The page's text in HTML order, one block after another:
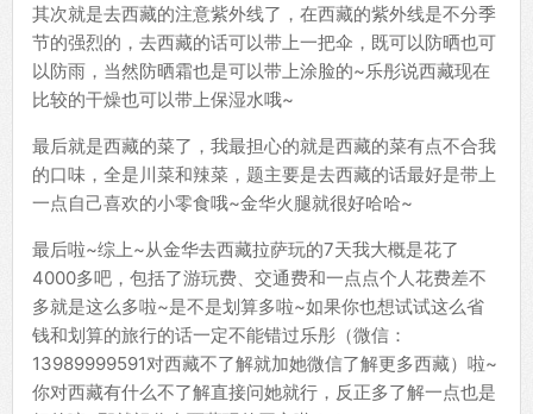
其次就是去西藏的注意紫外线了，在西藏的紫外线是不分季
节的强烈的，去西藏的话可以带上一把伞，既可以防晒也可
以防雨，当然防晒霜也是可以带上涂脸的~乐彤说西藏现在
比较的干燥也可以带上保湿水哦~
最后就是西藏的菜了，我最担心的就是西藏的菜有点不合我
的口味，全是川菜和辣菜，题主要是去西藏的话最好是带上
一点自己喜欢的小零食哦~金华火腿就很好哈哈~
最后啦~综上~从金华去西藏拉萨玩的7天我大概是花了
4000多吧，包括了游玩费、交通费和一点点个人花费差不
多就是这么多啦~是不是划算多啦~如果你也想试试这么省
钱和划算的旅行的话一定不能错过乐彤（微信：
13989999591对西藏不了解就加她微信了解更多西藏）啦~
你对西藏有什么不了解直接问她就行，反正多了解一点也是